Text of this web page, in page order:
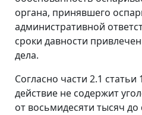
органа, принявшего
административной
сроки давности
дела.
Согласно части 2.1 статьи
действие не содержит
от восьмидесяти тысяч до